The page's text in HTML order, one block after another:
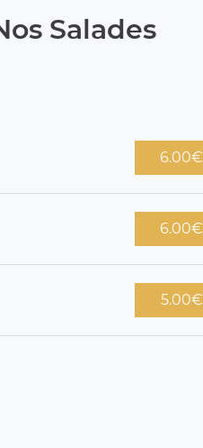
Salades
6.00€
6.00€
5.00€